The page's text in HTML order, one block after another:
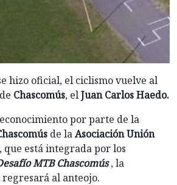
hizo oficial, el ciclismo vuelve al
Chascomús, elJuan Carlos Haedo.
por parte de la
de laAsociación Unión
, que está integrada por los
MTB Chascomús, la
al anteojo.